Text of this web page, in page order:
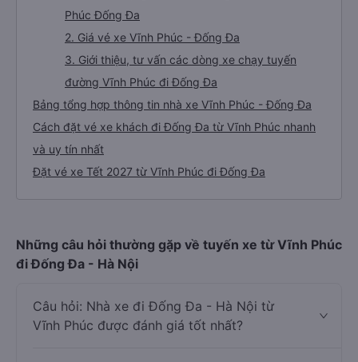
Phúc Đống Đa
2. Giá vé xe Vĩnh Phúc - Đống Đa
3. Giới thiệu, tư vấn các dòng xe chạy tuyến
đường Vĩnh Phúc đi Đống Đa
Bảng tổng hợp thông tin nhà xe Vĩnh Phúc - Đống Đa
Cách đặt vé xe khách đi Đống Đa từ Vĩnh Phúc nhanh
và uy tín nhất
Đặt vé xe Tết 2027 từ Vĩnh Phúc đi Đống Đa
Những câu hỏi thường gặp về tuyến xe từ Vĩnh Phúc
đi Đống Đa - Hà Nội
Câu hỏi: Nhà xe đi Đống Đa - Hà Nội từ
Vĩnh Phúc được đánh giá tốt nhất?